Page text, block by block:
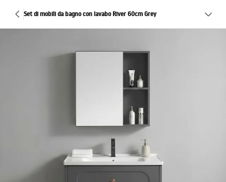
Set di mobili da bagno con lavabo River 60cm Grey